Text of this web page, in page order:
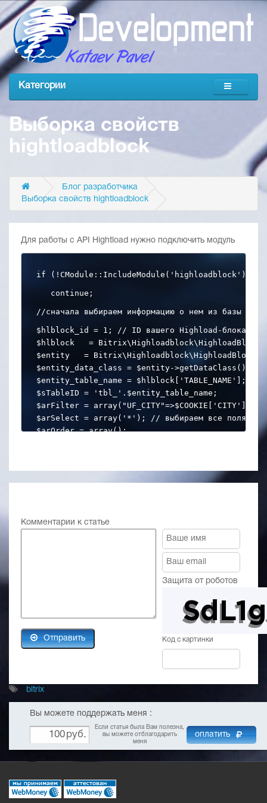
Категории
Выборка свойств
hightloadblock
Блог разработчика
Выборка свойств hightloadblock
Для работы с API Hightload нужно подключить модуль
if (!CModule::IncludeModule('highloadblock'))
continue;
//сначала выбираем информацию о нем из базы
$hlblock_id = 1; // ID вашего Highload-блока
$hlblock   =
$entity   =
$entity_data_class = $entity->getDataClass(); //
$entity_table_name = $hlblock['TABLE_NAME']; //
$sTableID = 'tbl_'.$entity_table_name;
$arFilter = array("UF_CITY"=>$COOKIE['CITY']); //
$arSelect = array('*'); // выбираем все поля
$arOrder = array();
    "select" => $arSelect,
    "order" => $arOrder
));
$rsData = new CDBResult($rsData, $sTableID); //
while($arRes = $rsData->Fetch()){
    print_r($arRes);
}
Комментарии к статье
Отправить
Защита от роботов
Код с картинки
bitrix
Вы можете поддержать меня :
руб.
Если статья была Вам полезна,
вы можете отблагодарить
меня
оплатить